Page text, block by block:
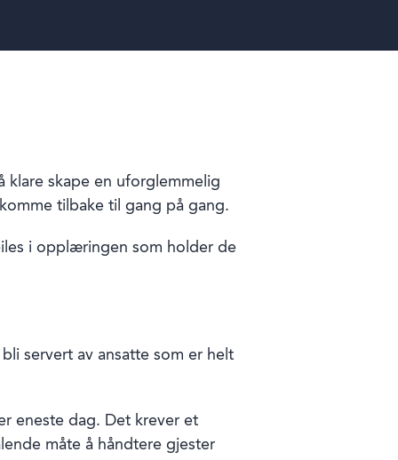
klare skape en uforglemmelig
tilbake til gang på gang.
i opplæringen som holder de
servert av ansatte som er helt
eneste dag. Det krever et
måte å håndtere gjester